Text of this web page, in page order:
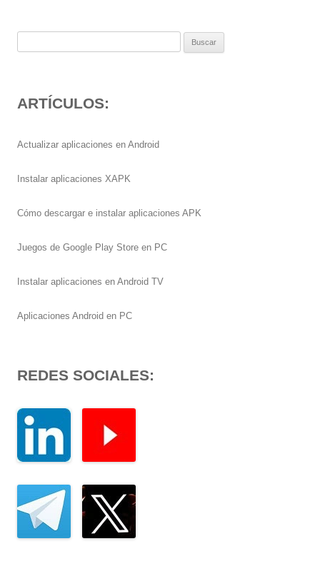
ARTÍCULOS:
Actualizar aplicaciones en Android
Instalar aplicaciones XAPK
Cómo descargar e instalar aplicaciones APK
Juegos de Google Play Store en PC
Instalar aplicaciones en Android TV
Aplicaciones Android en PC
REDES SOCIALES: